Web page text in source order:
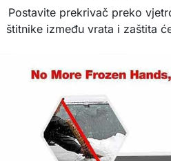
Postavite prekrivač preko
štitnike između vrata i zaštita